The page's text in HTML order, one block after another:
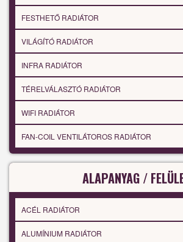
FESTHETŐ RADIÁTOR
VILÁGÍTÓ RADIÁTOR
INFRA RADIÁTOR
TÉRELVÁLASZTÓ RADIÁTOR
WIFI RADIÁTOR
FAN-COIL VENTILÁTOROS RADIÁTOR
ALAPANYAG /
ACÉL RADIÁTOR
ALUMÍNIUM RADIÁTOR